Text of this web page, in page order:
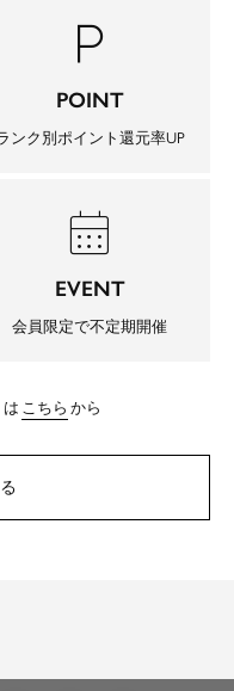
local_parking
POINT
ンク別ポイント還元率UP
calendar_month
EVENT
会員限定で不定期開催
こちら から